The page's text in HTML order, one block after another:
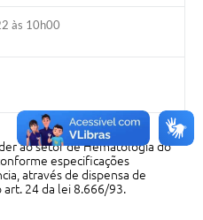
às 10h00
ao setor de Hematologia do
especificações
através de dispensa de
art. 24 da lei 8.666/93.